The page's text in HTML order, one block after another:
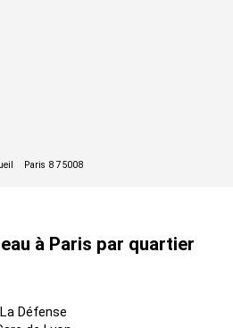
à Paris par quartier
La Défense